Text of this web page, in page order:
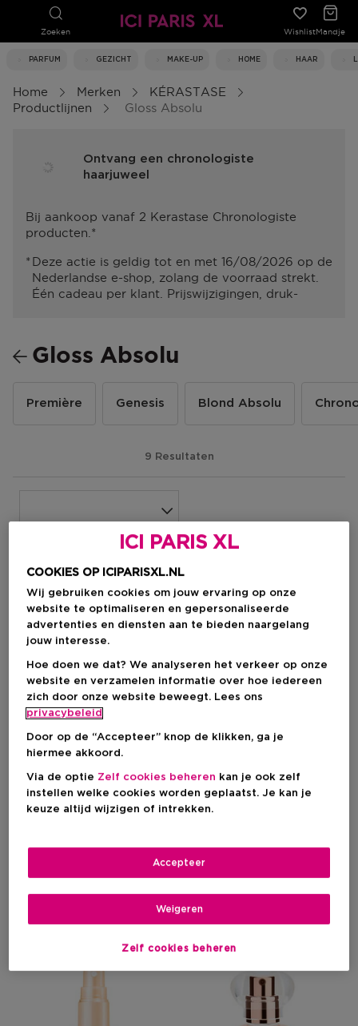
Zoeken WishlistMandje
PARFUM GEZICHT MAKE-UP HOME HAAR
Home Merken
KÉRASTASE
Productlijnen
Gloss Absolu
Ontvang een chronologiste
haarjuweel
Bij aankoop vanaf 2 Kerastase Chronologiste
producten.*
Deze actie is geldig tot en met 16/08/2026 op de
Nederlandse e-shop, zolang de voorraad strekt.
Één cadeau per klant. Prijswijzigingen, druk-
Gloss Absolu
Première Genesis Blond Absolu
9 Resultaten
KÉRASTASE
Première Concentré Décalcifiant Ultra-Reparateur
KÉRASTASE
Gloss Absolu Insta Glaze
€ 19,10
ICI PARIS XL
COOKIES OP ICIPARISXL.NL
Wij gebruiken cookies om jouw ervaring op onze
website te optimaliseren en gepersonaliseerde
advertenties en diensten aan te bieden naargelang
jouw interesse.
Hoe doen we dat? We analyseren het verkeer op onze
website en verzamelen informatie over hoe iedereen
zich door onze website beweegt. Lees ons
privacybeleid
Door op de “Accepteer” knop de klikken, ga je
hiermee akkoord.
Via de optie Zelf cookies beheren kan je ook zelf
instellen welke cookies worden geplaatst. Je kan je
keuze altijd wijzigen of intrekken.
Zelf cookies beheren
Weigeren
Accepteer